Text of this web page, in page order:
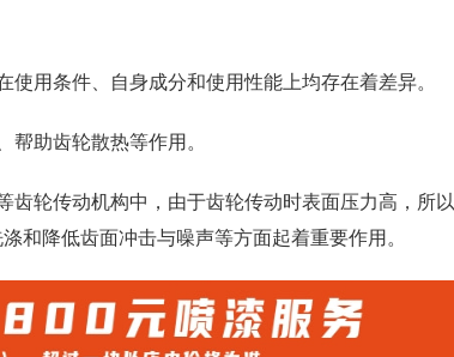
用条件、自身成分和使用性能上均存在着差异。
助齿轮散热等作用。
轮传动机构中，由于齿轮传动时表面压力高，所以
和降低齿面冲击与噪声等方面起着重要作用。